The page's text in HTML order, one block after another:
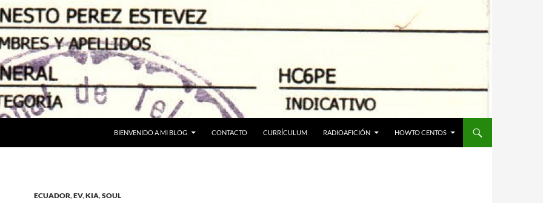
BIENVENIDO A MI BLOG CONTACTO CURRÍCULUM RADIOAFICIÓN HOWTO CENTOS
ECUADOR,EV,KIA,SOUL